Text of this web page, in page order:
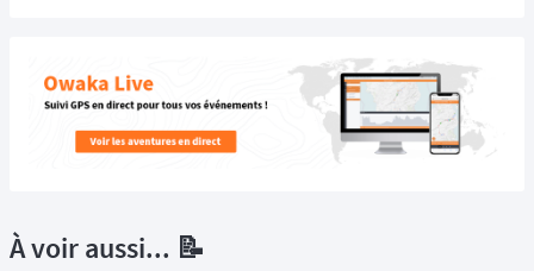
À voir aussi... 📝